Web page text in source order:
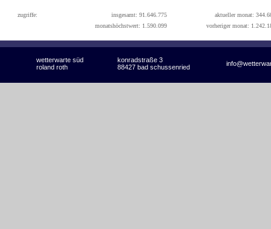
zugriffe: insgesamt: 91.646.775
aktueller monat:
monatshöchstwert: 1.590.099
vorheriger monat:
wetterwarte süd konradstraße 3
roland roth 88427 bad schussenried